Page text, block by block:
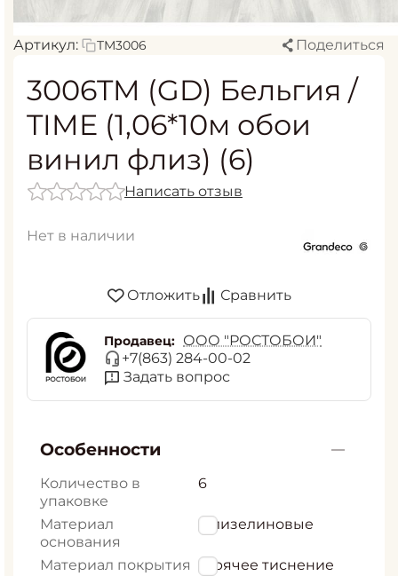
Артикул: TM3006 Поделиться
3006TM (GD) Бельгия /
TIME (1,06*10м обои
винил флиз) (6)
Написать отзыв
Нет в наличии
Отложить Сравнить
Продавец: ООО "РОСТОБОИ"
+7(863) 284-00-02
Задать вопрос
Особенности
Количество в
упаковке
6
Материал
основания
Флизелиновые
Материал покрытия Горячее тиснение